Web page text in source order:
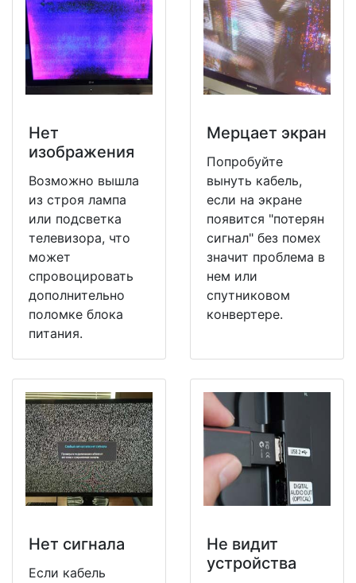
Нет
изображения
Возможно вышла
из строя лампа
или подсветка
телевизора, что
может
спровоцировать
дополнительно
поломке блока
питания.
Мерцает экран
Попробуйте
вынуть кабель,
если на экране
появится "потерян
сигнал" без помех
значит проблема в
нем или
спутниковом
конвертере.
Нет сигнала
Если кабель
Не видит
устройства